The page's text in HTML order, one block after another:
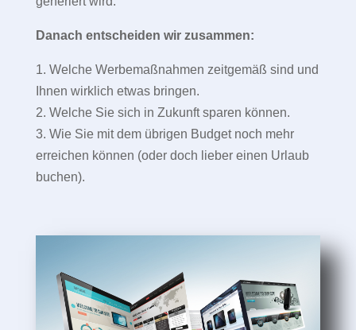
Danach entscheiden wir zusammen:
1. Welche Werbemaßnahmen zeitgemäß sind und
Ihnen wirklich etwas bringen.
2. Welche Sie sich in Zukunft sparen können.
3. Wie Sie mit dem übrigen Budget noch mehr
erreichen können (oder doch lieber einen Urlaub
buchen).